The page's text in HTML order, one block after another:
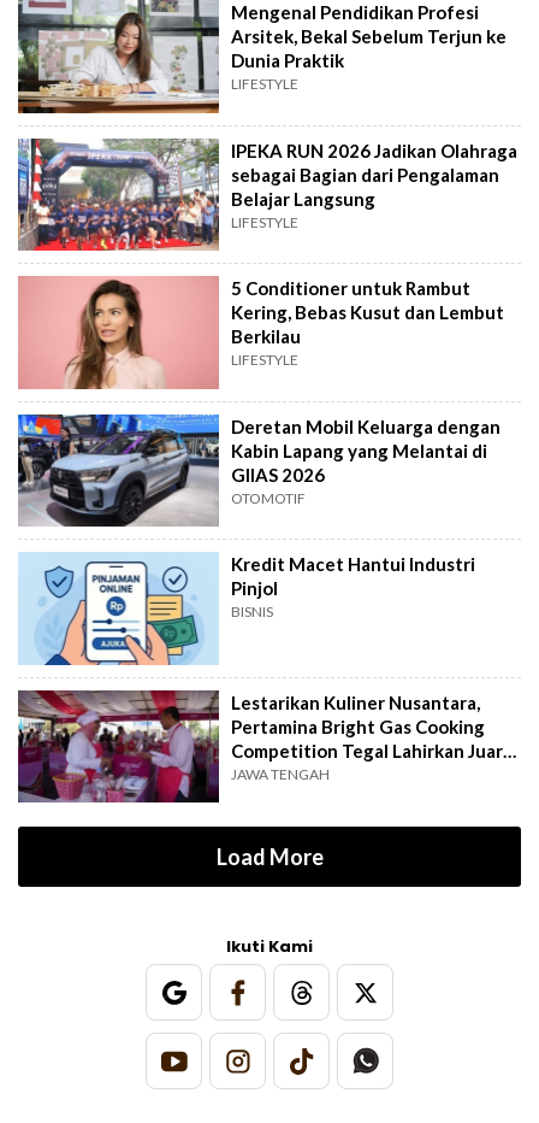
Mengenal Pendidikan Profesi
Arsitek, Bekal Sebelum Terjun ke
Dunia Praktik
LIFESTYLE
IPEKA RUN 2026 Jadikan Olahraga
sebagai Bagian dari Pengalaman
Belajar Langsung
LIFESTYLE
5 Conditioner untuk Rambut
Kering, Bebas Kusut dan Lembut
Berkilau
LIFESTYLE
Deretan Mobil Keluarga dengan
Kabin Lapang yang Melantai di
GIIAS 2026
OTOMOTIF
Kredit Macet Hantui Industri
Pinjol
BISNIS
Lestarikan Kuliner Nusantara,
Pertamina Bright Gas Cooking
Competition Tegal Lahirkan Juara
Baru
JAWA TENGAH
Load More
Ikuti Kami